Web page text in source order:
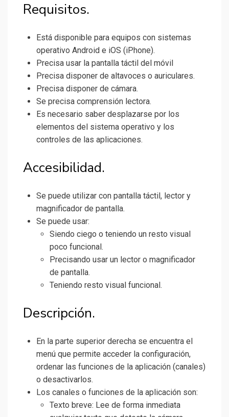
Requisitos.
Está disponible para equipos con sistemas
operativo Android e iOS (iPhone).
Precisa usar la pantalla táctil del móvil
Precisa disponer de altavoces o auriculares.
Precisa disponer de cámara.
Se precisa comprensión lectora.
Es necesario saber desplazarse por los
elementos del sistema operativo y los
controles de las aplicaciones.
Accesibilidad.
Se puede utilizar con pantalla táctil, lector y
magnificador de pantalla.
Se puede usar:
Siendo ciego o teniendo un resto visual
poco funcional.
Precisando usar un lector o magnificador
de pantalla.
Teniendo resto visual funcional.
Descripción.
En la parte superior derecha se encuentra el
menú que permite acceder la configuración,
ordenar las funciones de la aplicación (canales)
o desactivarlos.
Los canales o funciones de la aplicación son:
Texto breve: Lee de forma inmediata